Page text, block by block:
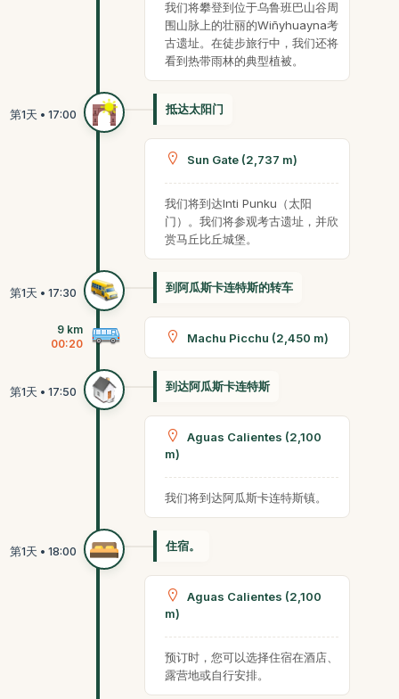
我们将攀登到位于乌鲁班巴山谷周
围山脉上的壮丽的Wiñyhuayna考
古遗址。在徒步旅行中，我们还将
看到热带雨林的典型植被。
抵达太阳门
Sun Gate (2,737 m)
我们将到达Inti Punku（太阳
门）。我们将参观考古遗址，并欣
赏马丘比丘城堡。
到阿瓜斯卡连特斯的转车
9 km
00:20
Machu Picchu (2,450 m)
到达阿瓜斯卡连特斯
Aguas Calientes (2,100
m)
我们将到达阿瓜斯卡连特斯镇。
住宿。
Aguas Calientes (2,100
m)
预订时，您可以选择住宿在酒店、
露营地或自行安排。